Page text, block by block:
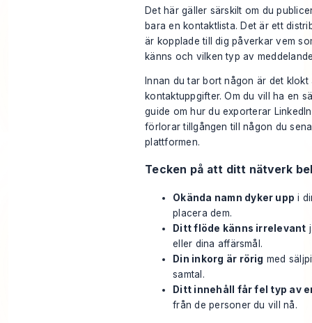
Det här gäller särskilt om du
bara en kontaktlista. Det är ett
är kopplade till dig påverkar vem
känns och vilken typ av
Innan du tar bort någon är det
kontaktuppgifter. Om du vill ha en
guide om hur du exporterar
förlorar tillgången till någon du
plattformen.
Tecken på att ditt nätverk
Okända namn dyker upp i
placera dem.
Ditt flöde känns irrelevant
eller dina affärsmål.
Din inkorg är rörig med
samtal.
Ditt innehåll får fel typ av
från de personer du vill nå.